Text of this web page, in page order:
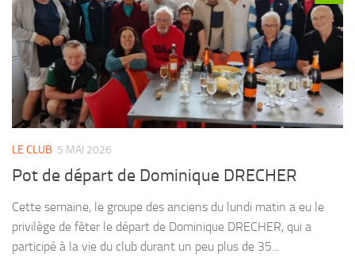
LE CLUB 5 MAI 2026
Pot de départ de Dominique DRECHER
Cette semaine, le groupe des anciens du lundi matin a eu le
privilège de fêter le départ de Dominique DRECHER, qui a
participé à la vie du club durant un peu plus de 35...